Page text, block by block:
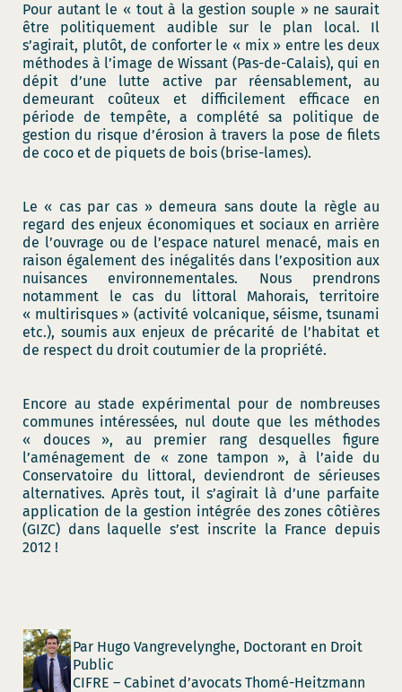
Pour autant le « tout à la gestion souple » ne saurait
être politiquement audible sur le plan local. Il
s’agirait, plutôt, de conforter le « mix » entre les deux
méthodes à l’image de Wissant (Pas-de-Calais), qui en
dépit d’une lutte active par réensablement, au
demeurant coûteux et difficilement efficace en
période de tempête, a complété sa politique de
gestion du risque d’érosion à travers la pose de filets
de coco et de piquets de bois (brise-lames).
Le « cas par cas » demeura sans doute la règle au
regard des enjeux économiques et sociaux en arrière
de l’ouvrage ou de l’espace naturel menacé, mais en
raison également des inégalités dans l’exposition aux
nuisances environnementales. Nous prendrons
notamment le cas du littoral Mahorais, territoire
« multirisques » (activité volcanique, séisme, tsunami
etc.), soumis aux enjeux de précarité de l’habitat et
de respect du droit coutumier de la propriété.
Encore au stade expérimental pour de nombreuses
communes intéressées, nul doute que les méthodes
« douces », au premier rang desquelles figure
l’aménagement de « zone tampon », à l’aide du
Conservatoire du littoral, deviendront de sérieuses
alternatives. Après tout, il s’agirait là d’une parfaite
application de la gestion intégrée des zones côtières
(GIZC) dans laquelle s’est inscrite la France depuis
2012 !
Par Hugo Vangrevelynghe, Doctorant en Droit
Public
CIFRE – Cabinet d’avocats Thomé-Heitzmann